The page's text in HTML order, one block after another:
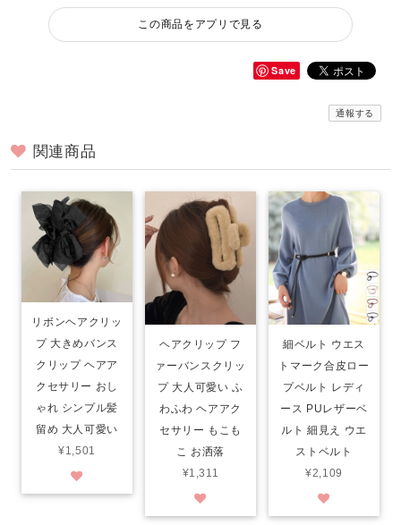
この商品をアプリで見る
Save
通報する
関連商品
リボンヘアクリッ
プ 大きめバンス
クリップ ヘアア
クセサリー おし
ゃれ シンプル髪
留め 大人可愛い
¥1,501
ヘアクリップ フ
ァーバンスクリッ
プ 大人可愛い ふ
わふわ ヘアアク
セサリー もこも
こ お洒落
¥1,311
細ベルト ウエス
トマーク合皮ロー
プベルト レディ
ース PUレザーベ
ルト 細見え ウエ
ストベルト
¥2,109